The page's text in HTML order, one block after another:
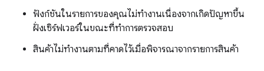
ฟังก์ชันในรายการของคุณไม่ทำงานเนื่องจากเกิดปัญหาขึ้น
ฝั่งเซิร์ฟเวอร์ในขณะที่ทำการตรวจสอบ
สินค้าไม่ทำงานตามที่คาดไว้เมื่อพิจารณาจากรายการสินค้า